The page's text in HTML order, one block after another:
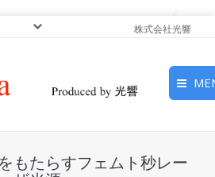
株式会社光響
もたらすフェムト秒レー